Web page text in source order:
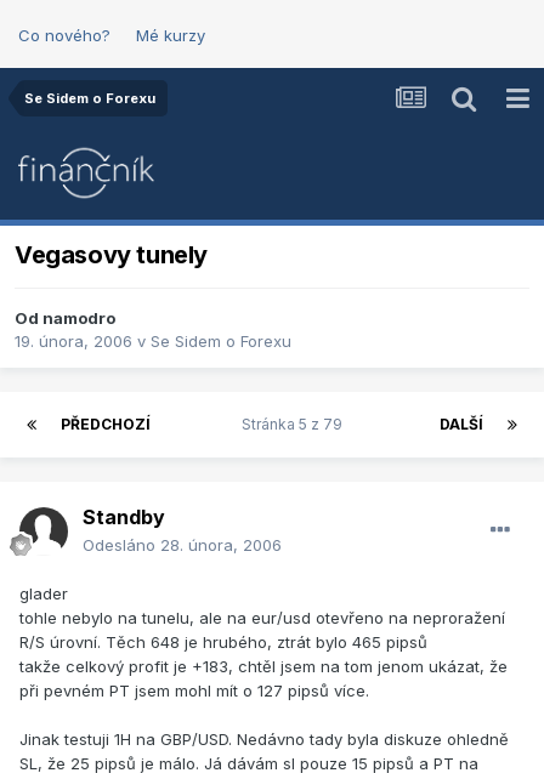
Co nového? Mé kurzy
Se Sidem o Forexu
Vegasovy tunely
Od namodro
19. února, 2006 v Se Sidem o Forexu
PŘEDCHOZÍ DALŠÍ
Stránka 5 z 79
Standby
Odesláno 28. února, 2006
glader
tohle nebylo na tunelu, ale na eur/usd otevřeno na neproražení
R/S úrovní. Těch 648 je hrubého, ztrát bylo 465 pipsů
takže celkový profit je +183, chtěl jsem na tom jenom ukázat, že
při pevném PT jsem mohl mít o 127 pipsů více.
Jinak testuji 1H na GBP/USD. Nedávno tady byla diskuze ohledně
SL, že 25 pipsů je málo. Já dávám sl pouze 15 pipsů a PT na